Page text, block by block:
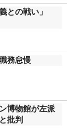
との戦い」
務怠慢
博物館が左派
批判